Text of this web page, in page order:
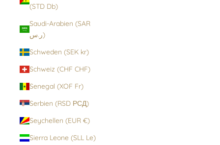
(STD Db)
Saudi-Arabien (SAR
ر.س)
Schweden (SEK kr)
Schweiz (CHF CHF)
Senegal (XOF Fr)
Serbien (RSD РСД)
Seychellen (EUR €)
Sierra Leone (SLL Le)